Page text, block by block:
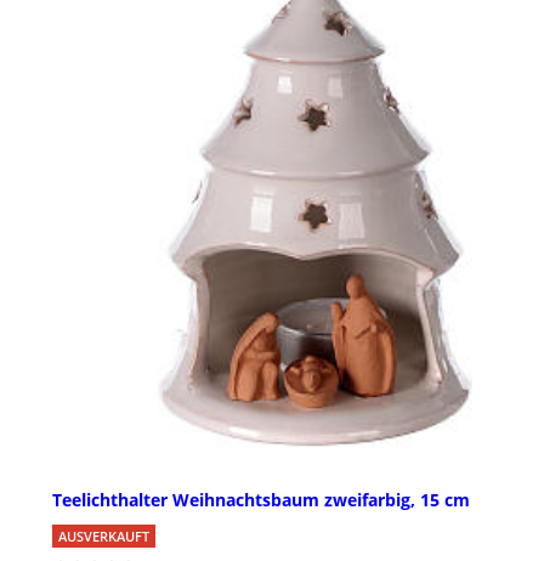
Teelichthalter Weihnachtsbaum zweifarbig, 15 cm
AUSVERKAUFT